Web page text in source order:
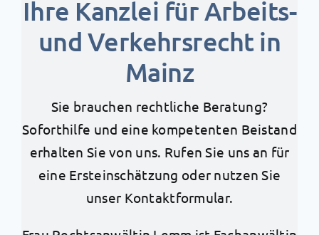
Ihre Kanzlei für Arbeits-
und Verkehrsrecht in
Mainz
Sie brauchen rechtliche Beratung?
Soforthilfe und eine kompetenten Beistand
erhalten Sie von uns. Rufen Sie uns an für
eine Ersteinschätzung oder nutzen Sie
unser Kontaktformular.